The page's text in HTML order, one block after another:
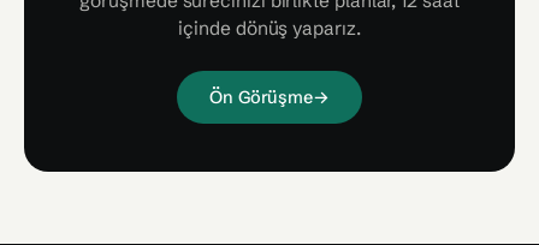
içinde dönüş yaparız.
Ön Görüşme→